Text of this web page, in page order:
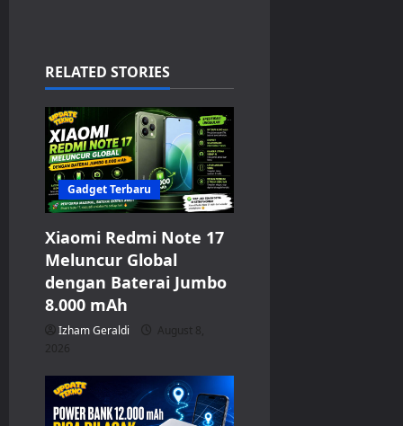
g
a
t
i
o
n
RELATED STORIES
Gadget Terbaru
Xiaomi Redmi Note 17
Meluncur Global
dengan Baterai Jumbo
8.000 mAh
Izham Geraldi
August 8,
2026